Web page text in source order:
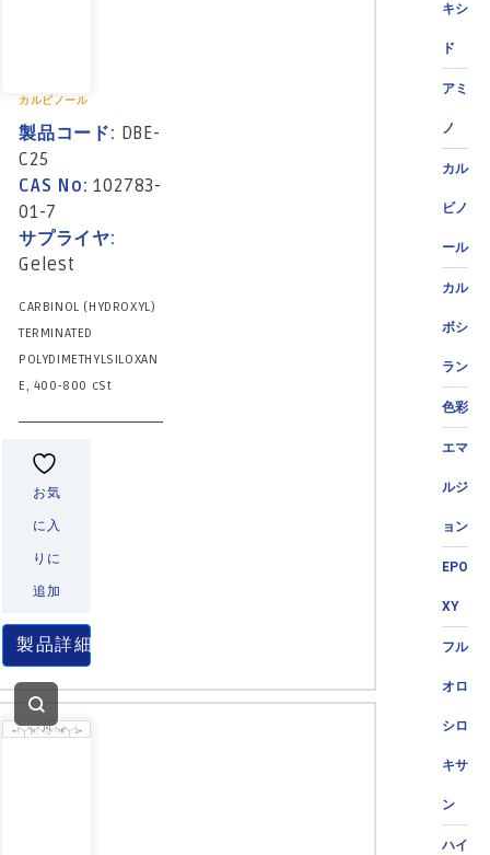
キシ
ド
アミ
ノ
カル
ビノ
ール
カル
ボシ
ラン
色彩
エマ
ルジ
ョン
EPO
XY
フル
オロ
シロ
キサ
ン
ハイ
カルビノール
製品コード: DBE-
C25
CAS No:102783-
01-7
サプライヤ:
Gelest
CARBINOL (HYDROXYL)
TERMINATED
POLYDIMETHYLSILOXAN
E, 400-800 cSt
お気
に入
りに
追加
製品詳細